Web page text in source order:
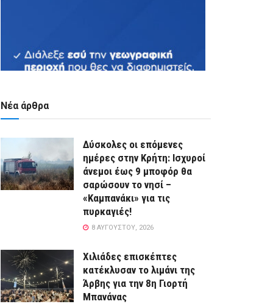
Νέα άρθρα
Δύσκολες οι επόμενες
ημέρες στην Κρήτη: Ισχυροί
άνεμοι έως 9 μποφόρ θα
σαρώσουν το νησί –
«Καμπανάκι» για τις
πυρκαγιές!
8 ΑΥΓΟΎΣΤΟΥ, 2026
Χιλιάδες επισκέπτες
κατέκλυσαν το λιμάνι της
Άρβης για την 8η Γιορτή
Μπανάνας